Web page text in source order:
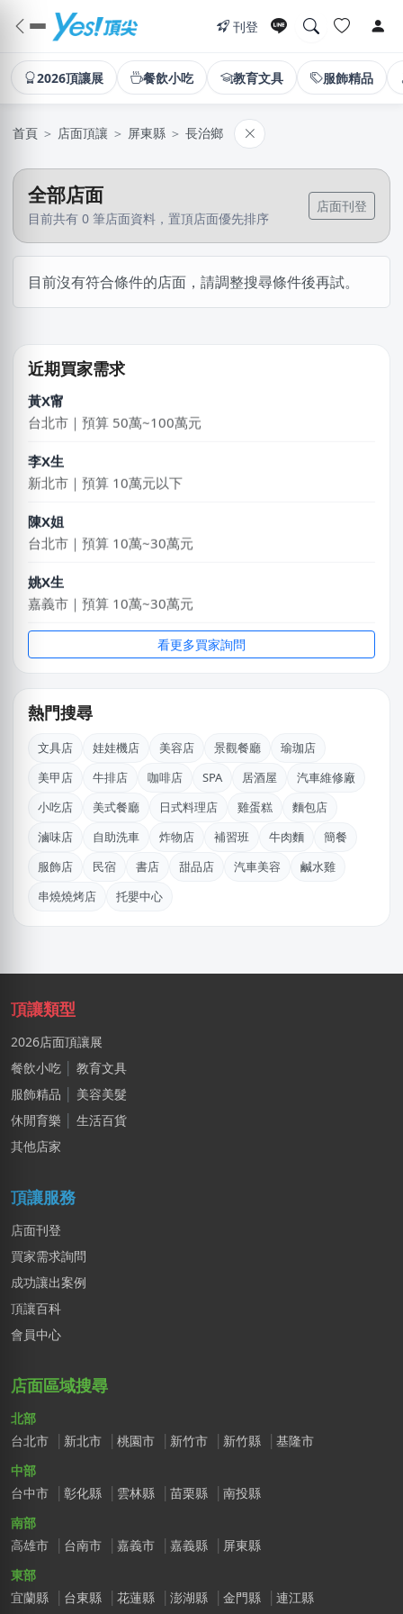
刊登
2026頂讓展 餐飲小吃 教育文具 服飾精品
首頁 ＞ 店面頂讓 ＞ 屏東縣 ＞ 長治鄉
全部店面
目前共有 0 筆店面資料，置頂店面優先排序
店面刊登
目前沒有符合條件的店面，請調整搜尋條件後再試。
近期買家需求
盧X鴻
新北市｜預算 10萬~30萬元
黃X甯
台北市｜預算 50萬~100萬元
李X生
新北市｜預算 10萬元以下
陳X姐
台北市｜預算 10萬~30萬元
姚X生
嘉義市｜預算 10萬~30萬元
謝X生
台中市｜預算 10萬~30萬元
台中市｜預算 10萬元以下
盧X鴻
新北市｜預算 30萬~50萬元
王X鈞
新北市｜預算 10萬~30萬元
台北市｜預算 50萬~100萬元
陳X姐
台北市｜預算 10萬~30萬元
姚X生
嘉義市｜預算 10萬~30萬元
謝X生
台中市｜預算 10萬~30萬元
台中市｜預算 10萬元以下
看更多買家詢問
熱門搜尋
文具店 娃娃機店 美容店 景觀餐廳
瑜珈店
美甲店
牛排店 咖啡店 SPA 居酒屋
汽車維修廠
小吃店
美式餐廳 日式料理店 雞蛋糕
麵包店
滷味店
自助洗車 炸物店 補習班 牛肉麵
簡餐
服飾店
民宿 書店 甜品店 汽車美容
鹹水雞
串燒燒烤店
托嬰中心
頂讓類型
2026店面頂讓展
餐飲小吃
教育文具
服飾精品
美容美髮
休閒育樂
生活百貨
其他店家
頂讓服務
店面刊登
買家需求詢問
成功讓出案例
頂讓百科
會員中心
店面區域搜尋
北部
台北市
新北市 桃園市 新竹市 新竹縣
基隆市
中部
台中市
彰化縣 雲林縣 苗栗縣
南投縣
南部
高雄市
台南市 嘉義市 嘉義縣
屏東縣
東部
宜蘭縣
台東縣 花蓮縣 澎湖縣 金門縣 連江縣